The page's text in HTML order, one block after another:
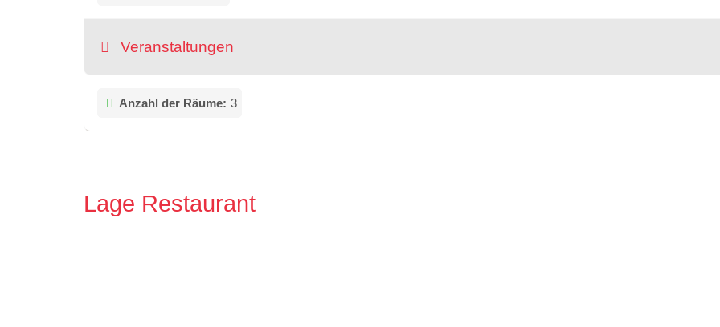
Veranstaltungen
Anzahl der Räume: 3
Lage Restaurant